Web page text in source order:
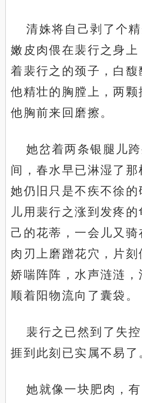
清姝将自己剥了个
嫩皮肉偎在裴行之身上
着裴行之的颈子，白馥
他精壮的胸膛上，两颗
他胸前来回磨擦。
她岔着两条银腿儿
间，春水早已淋湿了那
她仍旧只是不疾不徐的
儿用裴行之涨到发疼的
己的花蒂，一会儿又骑
肉刃上磨蹭花穴，片刻
娇喘阵阵，水声涟涟，
顺着阳物流向了囊袋。
裴行之已然到了失
捱到此刻已实属不易了
她就像一块肥肉，